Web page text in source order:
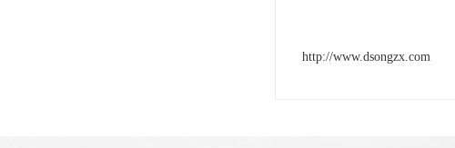
http://www.dsongzx.com